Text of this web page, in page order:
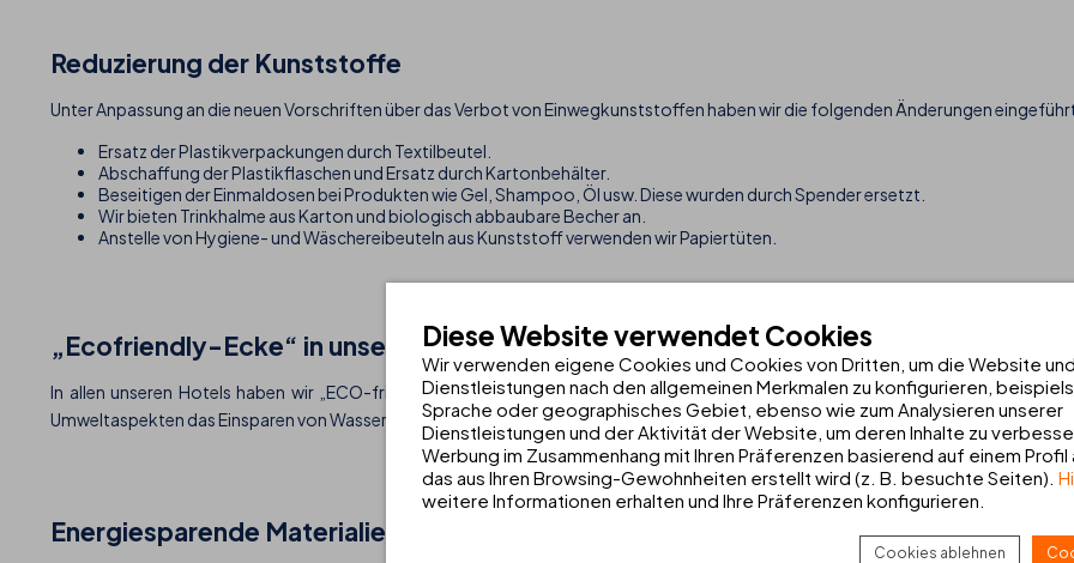
Reduzierung der Kunststoffe
Unter Anpassung an die neuen Vorschriften über das Verbot von Einwegkunststoffen haben wir die folgenden Änderungen
Ersatz der Plastikverpackungen durch Textilbeutel.
Abschaffung der Plastikflaschen und Ersatz durch Kartonbehälter.
Beseitigen der Einmaldosen bei Produkten wie Gel, Shampoo, Öl usw. Diese wurden durch Spender ersetzt.
Wir bieten Trinkhalme aus Karton und biologisch abbaubare Becher an.
Anstelle von Hygiene- und Wäschereibeuteln aus Kunststoff verwenden wir Papiertüten.
„Ecofriendly-Ecke“ in unseren Hotels
In allen unseren Hotels haben wir „ECO-friendly Punkte“ eingerichtet, an denen wir sowohl den Gästen als auch den
Umweltaspekten das Einsparen von Wasser, die Energieeffizienz, die Abfallreduzierung und das Recycling haben.
Energiesparende Materialien
Diese Website verwendet Cookies
Wir verwenden eigene Cookies und Cookies von Dritten, um die Website
Dienstleistungen nach den allgemeinen Merkmalen zu konfigurieren,
Sprache oder geographisches Gebiet, ebenso wie zum Analysieren unserer
Dienstleistungen und der Aktivität der Website, um deren Inhalte zu
Werbung im Zusammenhang mit Ihren Präferenzen basierend auf einem Profil
das aus Ihren Browsing-Gewohnheiten erstellt wird (z. B. besuchte Seiten).
weitere Informationen erhalten und Ihre Präferenzen konfigurieren.
Cookies ablehnen